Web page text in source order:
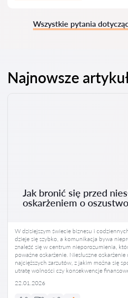
Wszystkie pytania
Najnowsze
Jak bronić się przed
oskarżeniem o oszustwo
W dzisiejszym świecie biznesu i
dzieje się szybko, a komunikacja bywa
znaleźć się w centrum nieporozumienia,
poważne oskarżenie. Niesłuszne
najcięższych zarzutów, z jakim można się
utratę wolności czy konsekwencje
22.01.2026